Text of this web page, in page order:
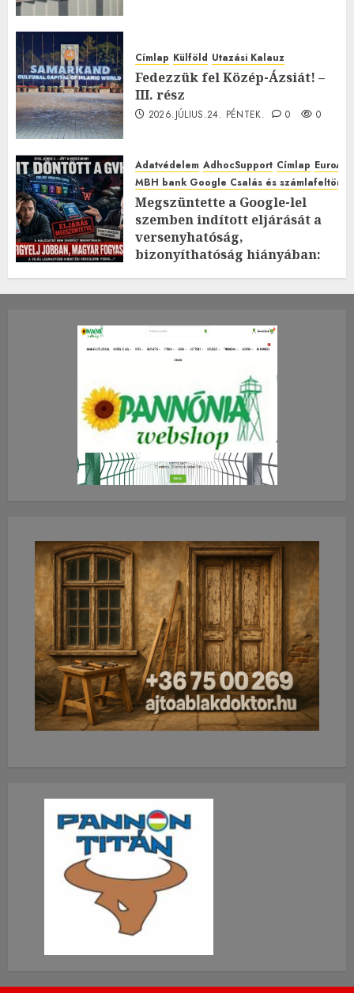
Címlap Külföld Utazási Kalauz
Fedezzük fel Közép-Ázsiát! –
III. rész
2026.JÚLIUS.24. PÉNTEK. 0 0
Adatvédelem AdhocSupport Címlap
MBH bank Google Csalás és
Megszüntette a Google-lel
szemben indított eljárását a
versenyhatóság,
bizonyíthatóság hiányában:
2026.JÚLIUS.23. CSÜTÖRTÖK.
0